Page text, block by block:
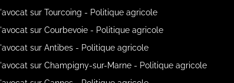
sur Tourcoing - Politique agricole
sur Courbevoie - Politique agricole
sur Antibes - Politique agricole
sur Champigny-sur-Marne - Politique agricole